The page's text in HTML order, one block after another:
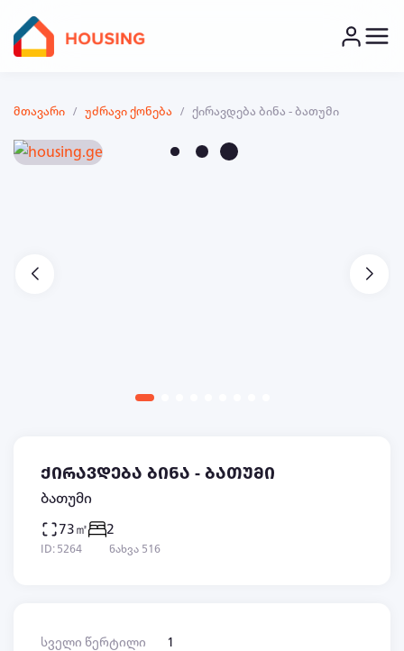
მთავარი უძრავი ქონება ქირავდება ბინა - ბათუმი
ქირავდება ბინა - ბათუმი
ბათუმი
73㎡ 2
ID: 5264 ნახვა 516
სველი წერტილი 1